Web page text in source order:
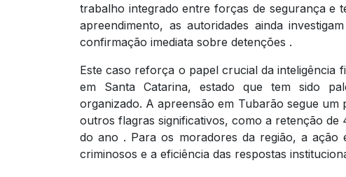
trabalho integrado entre forças de segurança e
apreendimento, as autoridades ainda
confirmação imediata sobre detenções .
Este caso reforça o papel crucial da inteligência
em Santa Catarina, estado que tem sido
organizado. A apreensão em Tubarão segue
outros flagras significativos, como a retenção
do ano . Para os moradores da região, a ação
criminosos e a eficiência das respostas